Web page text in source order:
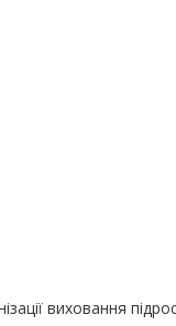
виховання